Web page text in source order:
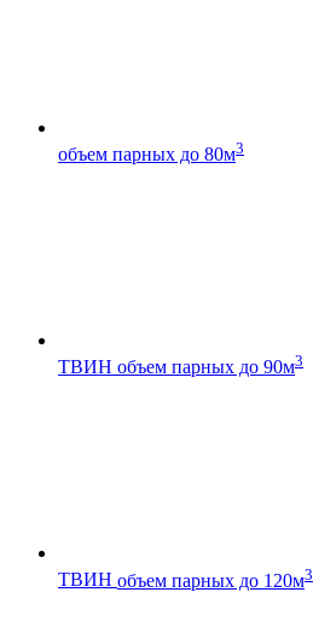
объем парных до 80м3
ТВИН объем парных до 90м3
ТВИН объем парных до 120м3